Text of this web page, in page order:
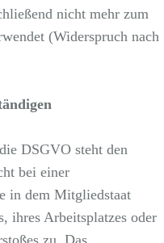
nicht mehr zum
(Widerspruch nach
DSGVO steht den
bei einer
in dem Mitgliedstaat
ihres Arbeitsplatzes oder
zu. Das